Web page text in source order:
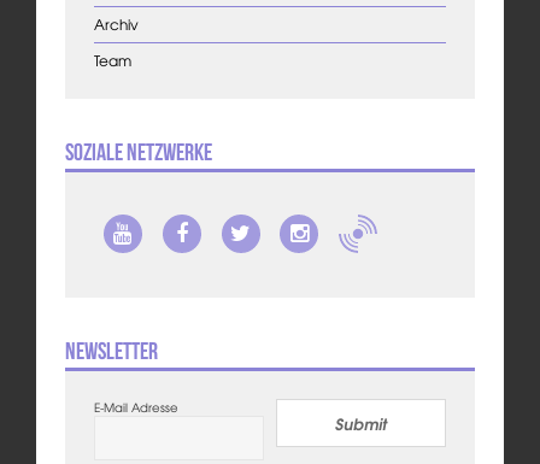
Archiv
Team
Soziale Netzwerke
Newsletter
E-Mail Adresse
Submit